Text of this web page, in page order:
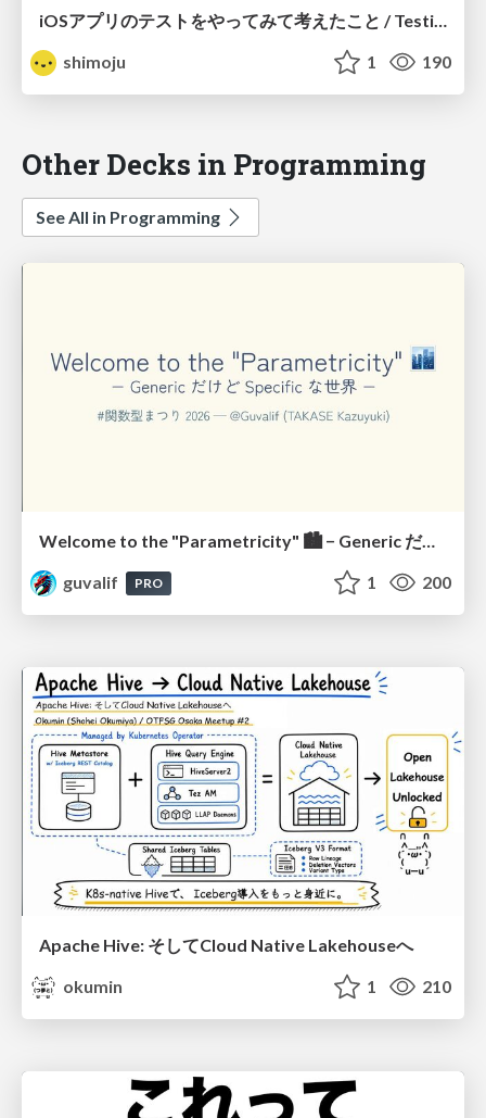
shimoju
1 190
Other Decks in Programming
See All in Programming
Welcome to the "Parametricity" 🏙️ − Generic だけど Specific な世界 −
guvalif
PRO 1 200
Apache Hive: そしてCloud Native Lakehouseへ
okumin
1 210